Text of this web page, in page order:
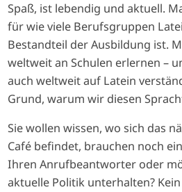
Spaß, ist lebendig und aktuell.
für wie viele Berufsgruppen
Bestandteil der Ausbildung ist.
weltweit an Schulen erlernen –
auch weltweit auf Latein
Grund, warum wir diesen
Sie wollen wissen, wo sich das
Café befindet, brauchen noch
Ihren Anrufbeantworter oder
aktuelle Politik unterhalten?